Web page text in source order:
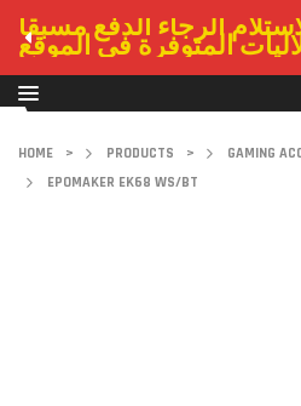
الرجاء الدفع مسبقا
المتوفرة في الموقع
HOME > PRODUCTS > GAMING
EPOMAKER EK68 WS/BT